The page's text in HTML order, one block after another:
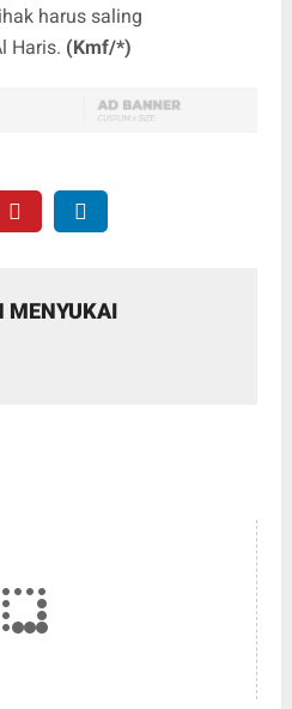
harus saling
Haris. (Kmf/*)
MENYUKAI